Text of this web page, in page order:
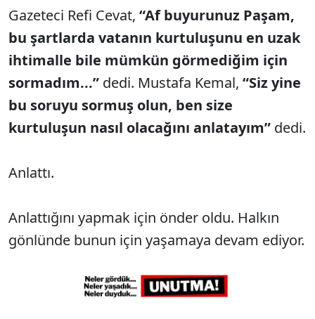
Gazeteci Refi Cevat, “Af buyurunuz Paşam,
bu şartlarda vatanın kurtuluşunu en uzak
ihtimalle bile mümkün görmediğim için
sormadım...” dedi. Mustafa Kemal, “Siz yine
bu soruyu sormuş olun, ben size
kurtuluşun nasıl olacağını anlatayım” dedi.
Anlattı.
Anlattığını yapmak için önder oldu. Halkın
gönlünde bunun için yaşamaya devam ediyor.